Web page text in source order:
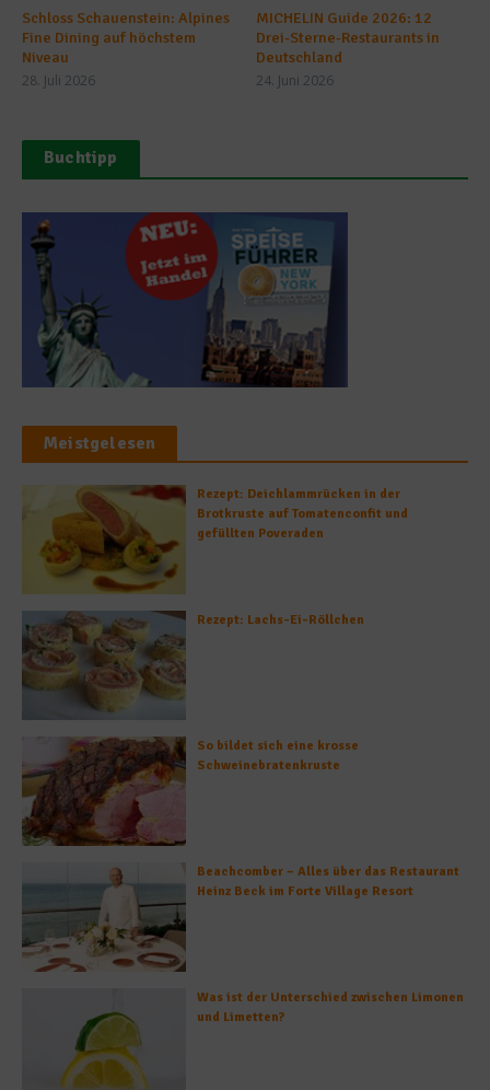
Schloss Schauenstein: Alpines
Fine Dining auf höchstem
Niveau
28. Juli 2026
MICHELIN Guide 2026: 12
Drei-Sterne-Restaurants in
Deutschland
24. Juni 2026
Buchtipp
Meistgelesen
Rezept: Deichlammrücken in der
Brotkruste auf Tomatenconfit und
gefüllten Poveraden
Rezept: Lachs-Ei-Röllchen
So bildet sich eine krosse
Schweinebratenkruste
Beachcomber – Alles über das Restaurant
Heinz Beck im Forte Village Resort
Was ist der Unterschied zwischen Limonen
und Limetten?